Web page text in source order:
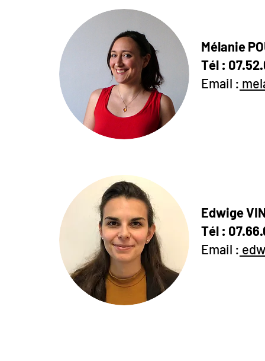
Mélanie
Tél :
Email :
Edwige
Tél :
Email :